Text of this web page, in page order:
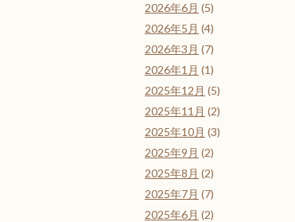
2026年6月 (5)
2026年5月 (4)
2026年3月 (7)
2026年1月 (1)
2025年12月 (5)
2025年11月 (2)
2025年10月 (3)
2025年9月 (2)
2025年8月 (2)
2025年7月 (7)
2025年6月 (2)